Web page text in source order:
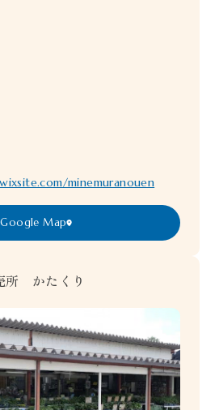
Google Map
minemuranouen
所 かたくり